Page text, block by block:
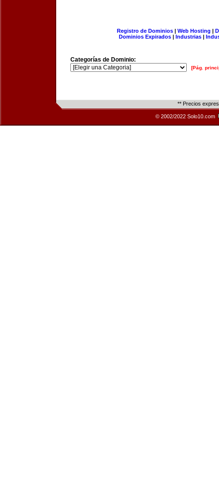
Registro de Dominios| Web Hosting |
Dominios Expirados | Industrias |
Categorías de Dominio:
[Pág.
** Precios
© 2002/2022 Solo10.com